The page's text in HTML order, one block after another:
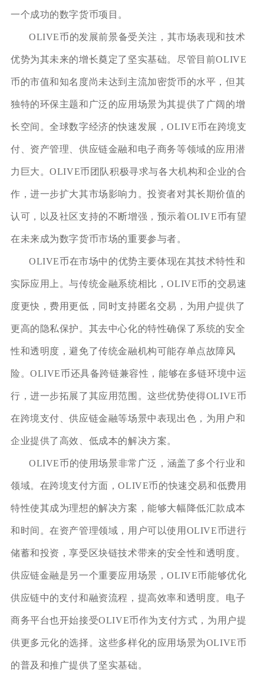
一个成功的数字货币项目。
OLIVE币的发展前景备受关注，其市场表现和技术
优势为其未来的增长奠定了坚实基础。尽管目前OLIVE
币的市值和知名度尚未达到主流加密货币的水平，但其
独特的环保主题和广泛的应用场景为其提供了广阔的增
长空间。全球数字经济的快速发展，OLIVE币在跨境支
付、资产管理、供应链金融和电子商务等领域的应用潜
力巨大。OLIVE币团队积极寻求与各大机构和企业的合
作，进一步扩大其市场影响力。投资者对其长期价值的
认可，以及社区支持的不断增强，预示着OLIVE币有望
在未来成为数字货币市场的重要参与者。
OLIVE币在市场中的优势主要体现在其技术特性和
实际应用上。与传统金融系统相比，OLIVE币的交易速
度更快，费用更低，同时支持匿名交易，为用户提供了
更高的隐私保护。其去中心化的特性确保了系统的安全
性和透明度，避免了传统金融机构可能存单点故障风
险。OLIVE币还具备跨链兼容性，能够在多链环境中运
行，进一步拓展了其应用范围。这些优势使得OLIVE币
在跨境支付、供应链金融等场景中表现出色，为用户和
企业提供了高效、低成本的解决方案。
OLIVE币的使用场景非常广泛，涵盖了多个行业和
领域。在跨境支付方面，OLIVE币的快速交易和低费用
特性使其成为理想的解决方案，能够大幅降低汇款成本
和时间。在资产管理领域，用户可以使用OLIVE币进行
储蓄和投资，享受区块链技术带来的安全性和透明度。
供应链金融是另一个重要应用场景，OLIVE币能够优化
供应链中的支付和融资流程，提高效率和透明度。电子
商务平台也开始接受OLIVE币作为支付方式，为用户提
供更多元化的选择。这些多样化的应用场景为OLIVE币
的普及和推广提供了坚实基础。